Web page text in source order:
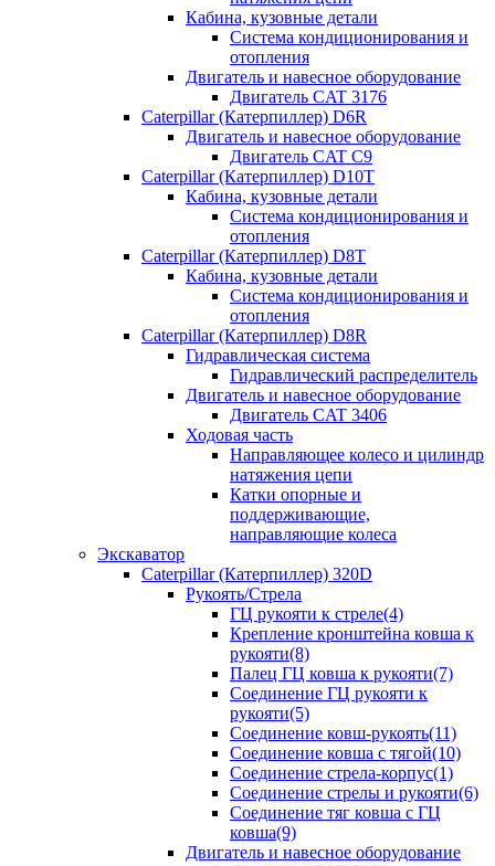
Кабина, кузовные детали
Система кондиционирования и
отопления
Двигатель и навесное оборудование
Двигатель CAT 3176
Caterpillar (Катерпиллер) D6R
Двигатель и навесное оборудование
Двигатель CAT C9
Caterpillar (Катерпиллер) D10T
Кабина, кузовные детали
Система кондиционирования и
отопления
Caterpillar (Катерпиллер) D8T
Кабина, кузовные детали
Система кондиционирования и
отопления
Caterpillar (Катерпиллер) D8R
Гидравлическая система
Гидравлический распределитель
Двигатель и навесное оборудование
Двигатель CAT 3406
Ходовая часть
Направляющее колесо и цилиндр
натяжения цепи
Катки опорные и
поддерживающие,
направляющие колеса
Экскаватор
Caterpillar (Катерпиллер) 320D
Рукоять/Стрела
ГЦ рукояти к стреле(4)
Крепление кронштейна ковша к
рукояти(8)
Палец ГЦ ковша к рукояти(7)
Соединение ГЦ рукояти к
рукояти(5)
Соединение ковш-рукоять(11)
Соединение ковша с тягой(10)
Соединение стрела-корпус(1)
Соединение стрелы и рукояти(6)
Соединение тяг ковша с ГЦ
ковша(9)
Двигатель и навесное оборудование